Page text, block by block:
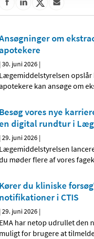
om
apotekere
|30. juni 2026 |
Lægemiddelstyrelsen
kan ansøge om
Besøg vores nye
digital rundtur i
|29. juni 2026 |
Lægemiddelstyrelsen
møder flere af vores
Kører du kliniske
notifikationer i CTIS
|29. juni 2026 |
EMA har netop udrullet den
muligt for brugere at